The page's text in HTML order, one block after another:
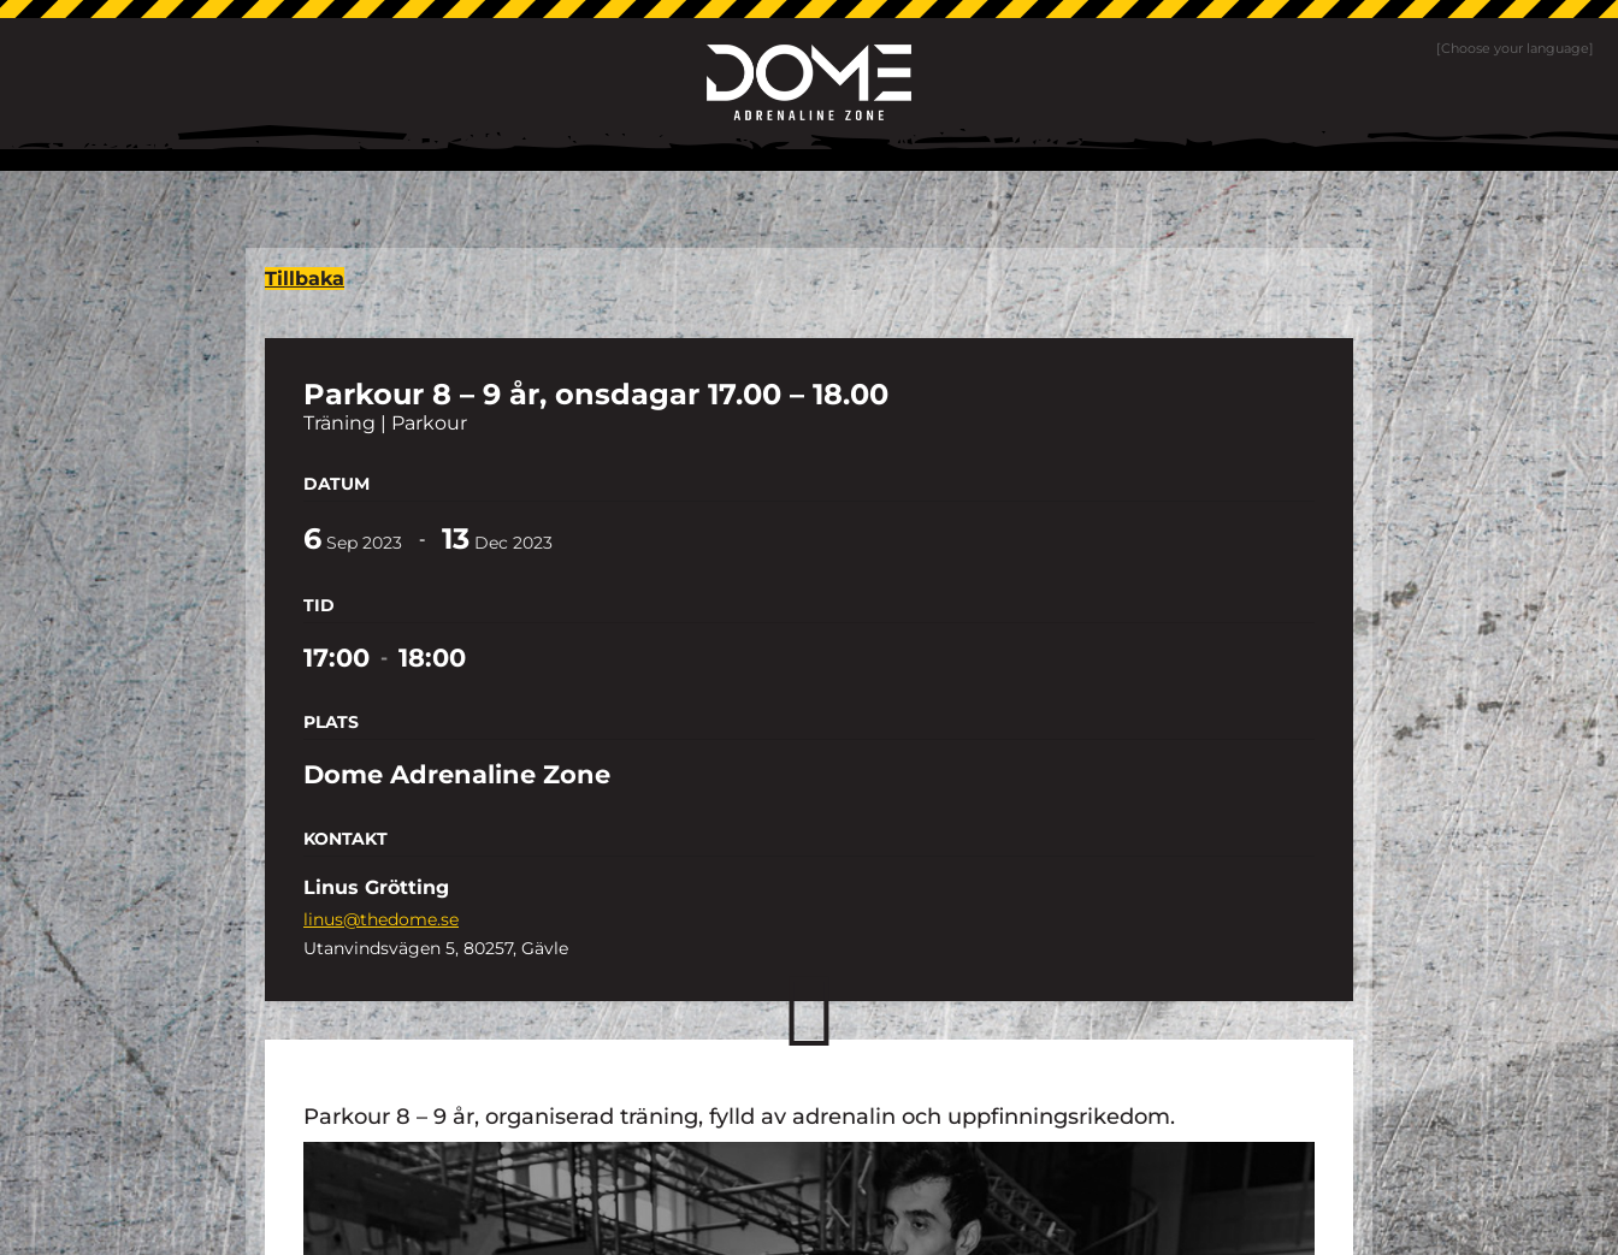
[Choose your language]
Tillbaka
Parkour 8 – 9 år, onsdagar 17.00 – 18.00
Träning | Parkour
DATUM
6 Sep 2023 - 13 Dec 2023
TID
17:00 - 18:00
PLATS
Dome Adrenaline Zone
KONTAKT
Linus Grötting
linus@thedome.se
Utanvindsvägen 5, 80257, Gävle
Parkour 8 – 9 år, organiserad träning, fylld av adrenalin och uppfinningsrikedom.